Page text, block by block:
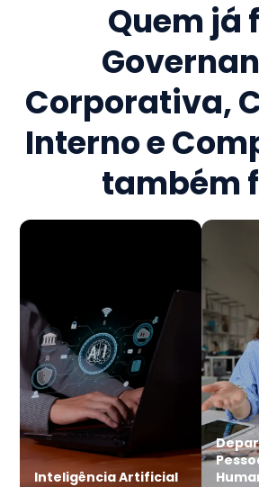
Quem já
Corporativa,
Interno e
também
Inteligência Artificial